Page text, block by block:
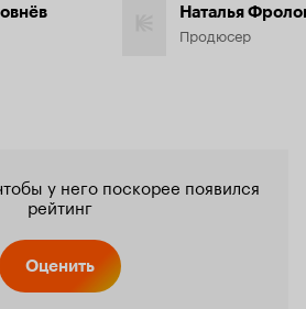
Наталья
Продюсер
у него поскорее появился
рейтинг
Оценить